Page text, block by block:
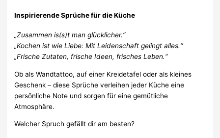
Inspirierende Sprüche für die Küche
„Zusammen is(s)t man glücklicher.“
„Kochen ist wie Liebe: Mit Leidenschaft gelingt alles.“
„Frische Zutaten, frische Ideen, frisches Leben.“
Ob als Wandtattoo, auf einer Kreidetafel oder als kleines
Geschenk – diese Sprüche verleihen jeder Küche eine
persönliche Note und sorgen für eine gemütliche
Atmosphäre.
Welcher Spruch gefällt dir am besten?